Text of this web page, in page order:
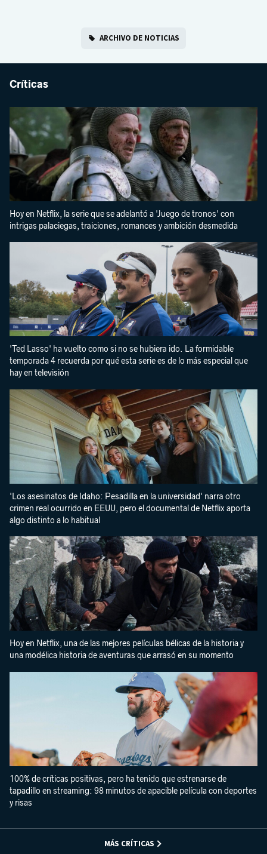
ARCHIVO DE NOTICIAS
Críticas
Hoy en Netflix, la serie que se adelantó a 'Juego de tronos' con
intrigas palaciegas, traiciones, romances y ambición desmedida
'Ted Lasso' ha vuelto como si no se hubiera ido. La formidable
temporada 4 recuerda por qué esta serie es de lo más especial que
hay en televisión
'Los asesinatos de Idaho: Pesadilla en la universidad' narra otro
crimen real ocurrido en EEUU, pero el documental de Netflix aporta
algo distinto a lo habitual
Hoy en Netflix, una de las mejores películas bélicas de la historia y
una modélica historia de aventuras que arrasó en su momento
100% de críticas positivas, pero ha tenido que estrenarse de
tapadillo en streaming: 98 minutos de apacible película con deportes
y risas
MÁS CRÍTICAS